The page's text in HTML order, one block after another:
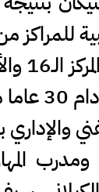
من 13 إلى